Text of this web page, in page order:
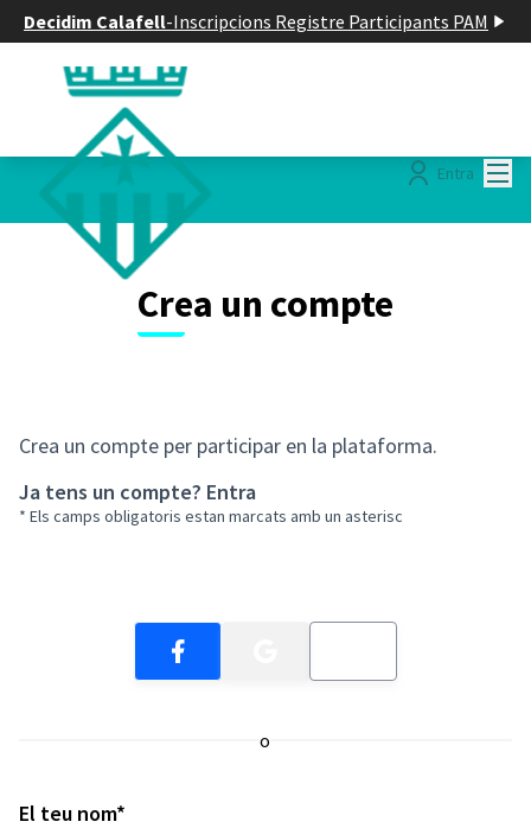
Decidim Calafell-Inscripcions Registre Participants PAM
Entra
Crea un compte
Crea un compte per participar en la plataforma.
Ja tens un compte? Entra
* Els camps obligatoris estan marcats amb un asterisc
o
un
El teu nom*
hi@example.org